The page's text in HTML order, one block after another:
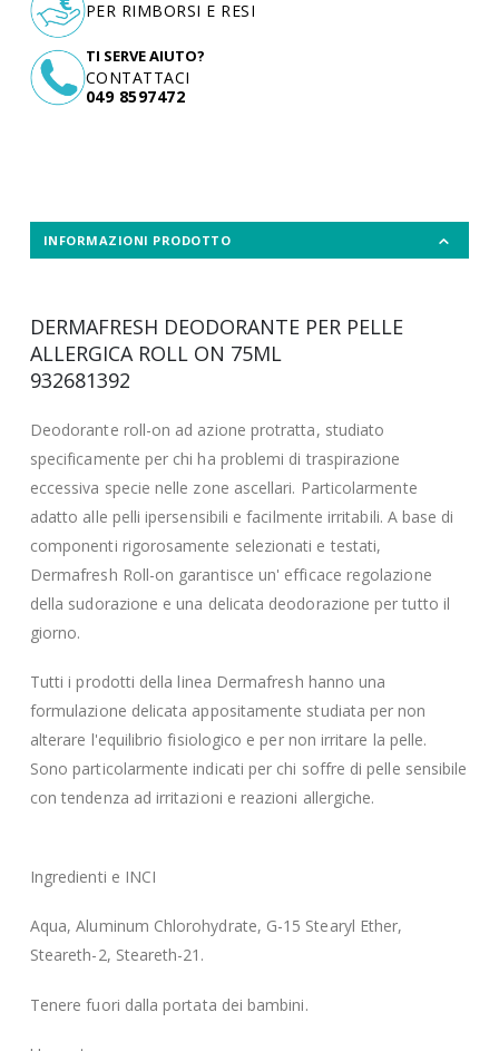
TI SERVE AIUTO?
CONTATTACI
049 8597472
PER RIMBORSI E RESI
INFORMAZIONI PRODOTTO
DERMAFRESH DEODORANTE PER PELLE
ALLERGICA ROLL ON 75ML
932681392
Deodorante roll-on ad azione protratta, studiato
specificamente per chi ha problemi di traspirazione
eccessiva specie nelle zone ascellari. Particolarmente
adatto alle pelli ipersensibili e facilmente irritabili. A base di
componenti rigorosamente selezionati e testati,
Dermafresh Roll-on garantisce un' efficace regolazione
della sudorazione e una delicata deodorazione per tutto il
giorno.
Tutti i prodotti della linea Dermafresh hanno una
formulazione delicata appositamente studiata per non
alterare l'equilibrio fisiologico e per non irritare la pelle.
Sono particolarmente indicati per chi soffre di pelle sensibile
con tendenza ad irritazioni e reazioni allergiche.
Ingredienti e INCI
Aqua, Aluminum Chlorohydrate, G-15 Stearyl Ether,
Steareth-2, Steareth-21.
Tenere fuori dalla portata dei bambini.